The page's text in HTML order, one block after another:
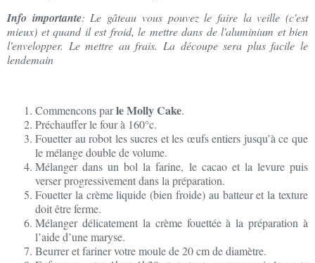
Info importante: Le gâteau vous pouvez le faire la veille (c'est
mieux) et quand il est froid, le mettre dans de l'aluminium et bien
l'envelopper. Le mettre au frais. La découpe sera plus facile le
lendemain
Commencons parle Molly Cake.
Préchauffer le four à 160°c.
Fouetter au robot les sucres et les œufs entiers jusqu’à ce que
le mélange double de volume.
Mélanger dans un bol la farine, le cacao et la levure puis
verser progressivement dans la préparation.
Fouetter la crème liquide (bien froide) au batteur et la texture
doit être ferme.
Mélanger délicatement la crème fouettée à la préparation à
l’aide d’une maryse.
Beurrer et fariner votre moule de 20 cm de diamètre.